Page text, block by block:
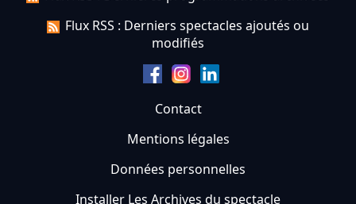
Flux RSS : Derniers spectacles ajoutés ou
modifiés
Contact
Mentions légales
Données personnelles
Installer Les Archives du spectacle